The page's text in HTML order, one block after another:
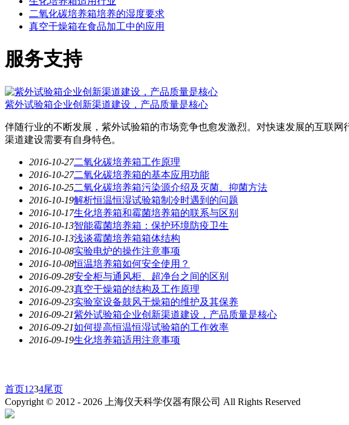
二氧化碳培养箱培养的湿度要求
真空干燥箱在食品加工中的应用
服务支持
紫外试验箱企业创新渠道建设，产品质量是核心
伴随行业的不断发展，紫外试验箱的市场竞争也愈发激烈。对快速发展的互联
渠道建设需要有自身特色。
2016-10-27二氧化碳培养箱工作原理
2016-10-27二氧化碳培养箱的基本应用功能
2016-10-25二氧化碳培养箱污染源介绍及灭菌、抑菌方法
2016-10-19解析恒温恒湿试验箱制冷时遇到的问题
2016-10-17生化培养箱和霉菌培养箱的联系与区别
2016-10-13智能霉菌培养箱：保护环境防疫卫生
2016-10-13浅谈霉菌培养箱箱体结构
2016-10-08实验电炉的操作注意事项
2016-10-08恒温培养箱如何安全使用？
2016-09-28安全柜与通风柜、超净台之间的区别
2016-09-23真空干燥箱的结构及工作原理
2016-09-23实验室设备鼓风干燥箱的维护及其保养
2016-09-21紫外试验箱企业创新渠道建设，产品质量是核心
2016-09-21如何提高恒温恒湿试验箱的工作效率
2016-09-19生化培养箱适用注意事项
首页1 234尾页
Copyright © 2012 - 2026 上海仪天科学仪器有限公司 All Rights Reserved